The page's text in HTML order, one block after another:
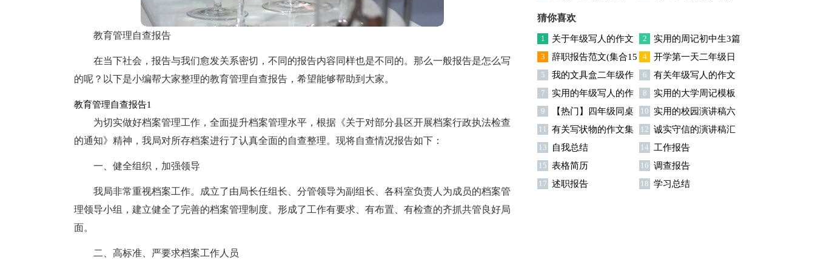
教育管理自查报告
在当下社会，报告与我们愈发关系密切，不同的报告内容同样也是不同的。那么一般报告是怎么写
的呢？以下是小编帮大家整理的教育管理自查报告，希望能够帮助到大家。
教育管理自查报告1
为切实做好档案管理工作，全面提升档案管理水平，根据《关于对部分县区开展档案行政执法检查
的通知》精神，我局对所存档案进行了认真全面的自查整理。现将自查情况报告如下：
一、健全组织，加强领导
我局非常重视档案工作。成立了由局长任组长、分管领导为副组长、各科室负责人为成员的档案管
理领导小组，建立健全了完善的档案管理制度。形成了工作有要求、有布置、有检查的齐抓共管良好局
面。
二、高标准、严要求档案工作人员
猜你喜欢
1
关于年级写人的作文
300字集锦七篇
2 实用的周记初中生3篇
3
辞职报告范文(集合15
篇)
4
开学第一天二年级日
记
5
我的文具盒二年级作
文
6
有关年级写人的作文
300字集合六篇
7
实用的年级写人的作
文锦集9篇
8
实用的大学周记模板
集锦六篇
9
【热门】四年级同桌
的作文3篇
10 实用的校园演讲稿六
篇
11
有关写状物的作文集
合7篇
12 诚实守信的演讲稿汇
编九篇
13 自我总结 14 工作报告
15 表格简历 16 调查报告
17 述职报告 18 学习总结